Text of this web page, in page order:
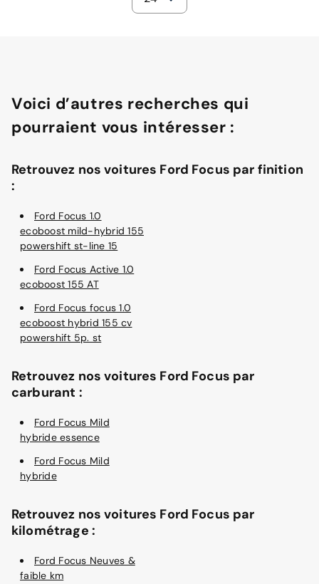
Voici d’autres recherches qui
pourraient vous intéresser :
Retrouvez nos voitures Ford Focus par finition
:
Ford Focus 1.0
ecoboost mild-hybrid 155
powershift st-line 15
Ford Focus Active 1.0
ecoboost 155 AT
Ford Focus focus 1.0
ecoboost hybrid 155 cv
powershift 5p. st
Retrouvez nos voitures Ford Focus par
carburant :
Ford Focus Mild
hybride essence
Ford Focus Mild
hybride
Retrouvez nos voitures Ford Focus par
kilométrage :
Ford Focus Neuves &
faible km